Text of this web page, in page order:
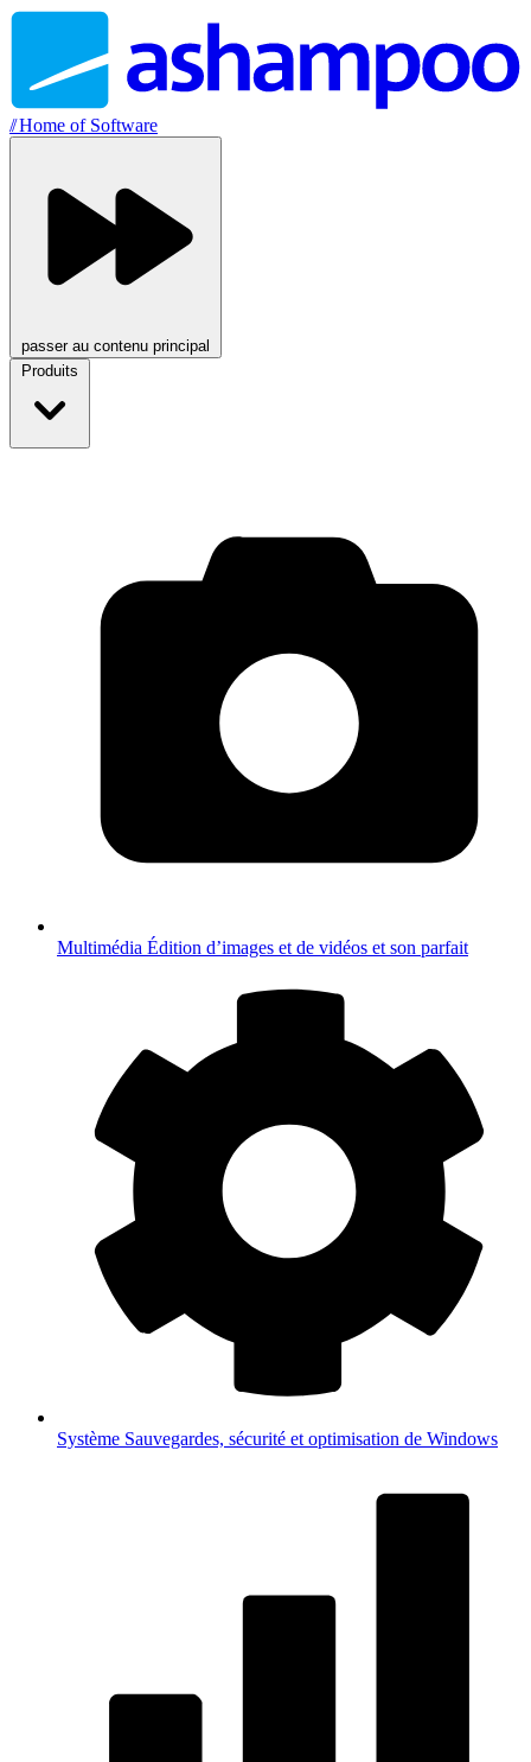
//Home of Software
passer au contenu principal
Produits
Multimédia Édition d’images et de vidéos et son parfait
Système Sauvegardes, sécurité et optimisation de Windows